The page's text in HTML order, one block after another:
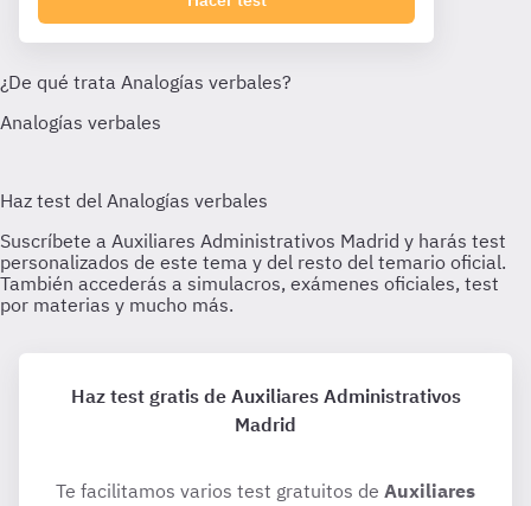
Haz test gratis de Auxiliares Administrativos
Madrid
Te facilitamos varios test gratuitos de Auxiliares